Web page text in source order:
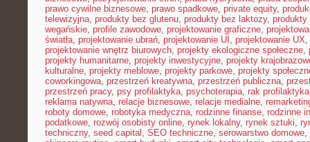
prawo cywilne biznesowe, prawo spadkowe, private equity,
telewizyjna, produkty bez glutenu, produkty bez laktozy, produkty
wegańskie, profile zawodowe, projektowanie graficzne,
światła, projektowanie ubrań, projektowanie UI , projektowanie UX,
projektowanie wnętrz biurowych, projekty ekologiczne społeczne,
projekty humanitarne, projekty inwestycyjne, projekty
kulturalne, projekty meblowe, projekty parkowe, projekty
coworkingowa, przestrzeń kreatywna, przestrzeń publiczna,
przestrzeń pracy, psy profilaktyka, psychoterapia, rak profilaktyka
reklama natywna, relacje biznesowe, relacje medialne,
roboty domowe, robotyka medyczna, rodzinne finanse, rodzinne
podatkowe, rozwój osobisty online, rynek lokalny, rynek sztuki,
techniczny, seed capital , SEO techniczne, serowarstwo domowe,